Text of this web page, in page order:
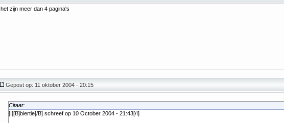
het zijn meer dan 4 pagina's
Gepost op: 11 oktober 2004 - 20:15
Citaat:
[I][B]biertie[/B] schreef op 10 October 2004 - 21:43[/I]